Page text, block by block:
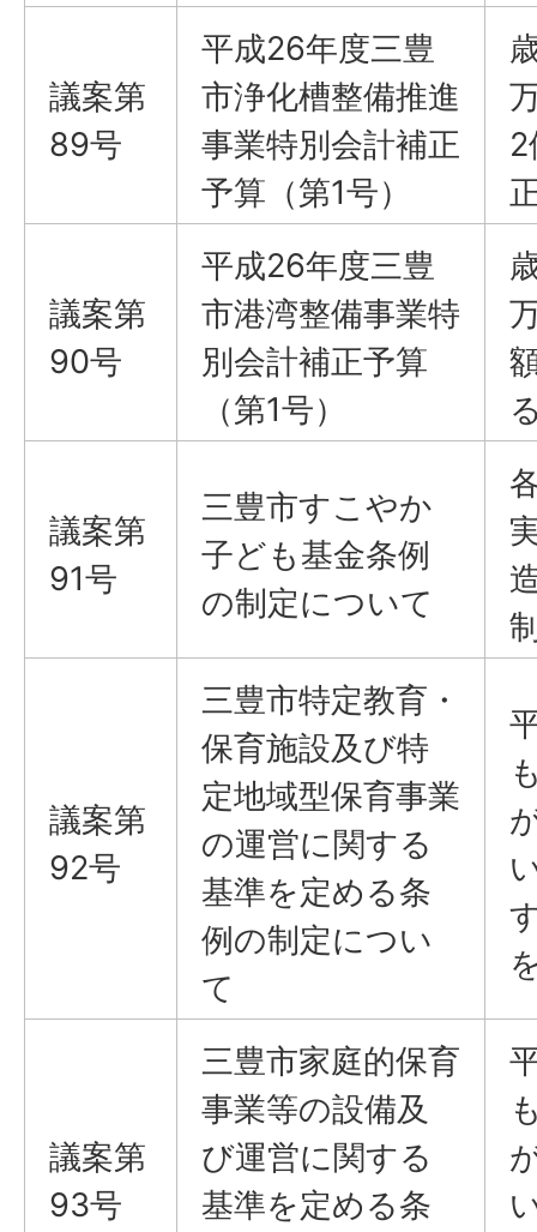
議案​​​​​​​第
89号
平成26年度三豊
市浄化槽整備推進
事業特別会計補正
予算（第1号）
議案​​​​​​​第
90号
平成26年度三豊
市港湾整備事業特
別会計補正予算
（第1号）
議案​​​​​​​第
91号
三豊市すこやか
子ども基金条例
の制定について
議案​​​​​​​第
92号
三豊市特定教育・
保育施設及び特
定地域型保育事業
の運営に関する
基準を定める条
例の制定につい
て
議案​​​​​​​第
93号
三豊市家庭的保育
事業等の設備及
び運営に関する
基準を定める条